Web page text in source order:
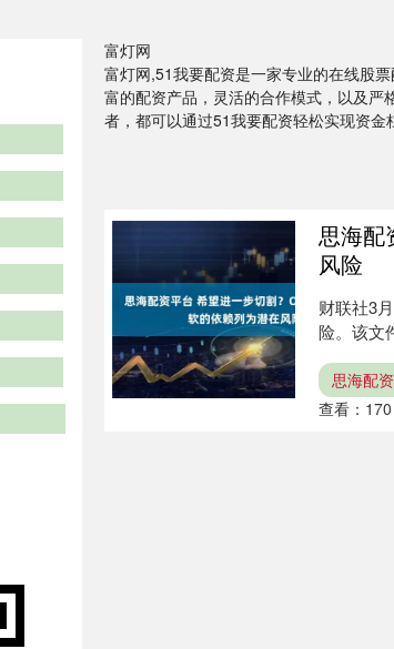
富灯网
富灯网,51我要配资是一家专业的在线股
富的配资产品，灵活的合作模式，以及严
者，都可以通过51我要配资轻松实现资
思海配
风险
财联社3
险。该文
思海配
查看： 170